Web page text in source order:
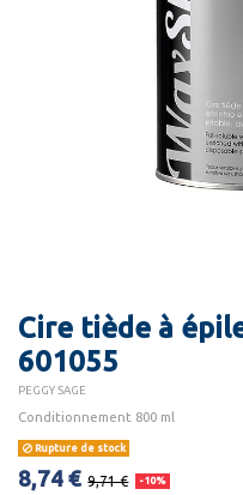
Cire tiède à
601055
PEGGY SAGE
Conditionnement 800 ml
Rupture de stock
8,74 € 9,71 € -10%